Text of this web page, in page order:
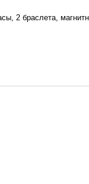
2 браслета,